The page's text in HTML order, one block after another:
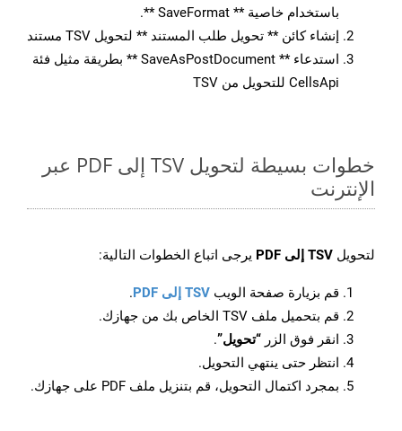
باستخدام خاصية ** SaveFormat **.
إنشاء كائن ** تحويل طلب المستند ** لتحويل TSV مستند
استدعاء ** SaveAsPostDocument ** بطريقة مثيل فئة
CellsApi للتحويل من TSV
خطوات بسيطة لتحويل TSV إلى PDF عبر
الإنترنت
لتحويل TSV إلى PDF يرجى اتباع الخطوات التالية:
قم بزيارة صفحة الويب TSV إلى PDF
.
قم بتحميل ملف TSV الخاص بك من جهازك.
انقر فوق الزر “تحويل”.
انتظر حتى ينتهي التحويل.
بمجرد اكتمال التحويل، قم بتنزيل ملف PDF على جهازك.